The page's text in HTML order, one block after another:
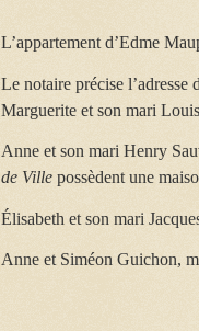
L’appartement d’Edme
Le notaire précise
Marguerite et son mari
Anne et son mari Henry
de Ville possèdent une
Élisabeth et son mari
Anne et Siméon Guichon,